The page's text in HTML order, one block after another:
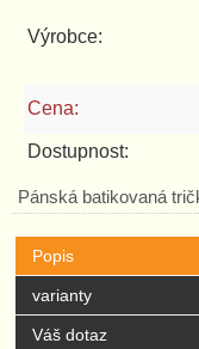
Výrobce:
Cena:
Dostupnost:
Pánská batikovaná
Popis
varianty
Váš dotaz